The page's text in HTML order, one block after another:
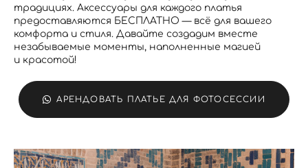
традициях. Аксессуары для каждого платья
предоставляются БЕСПЛАТНО — всё для вашего
комфорта и стиля. Давайте создадим вместе
незабываемые моменты, наполненные магией
и красотой!
АРЕНДОВАТЬ ПЛАТЬЕ ДЛЯ ФОТОСЕССИИ